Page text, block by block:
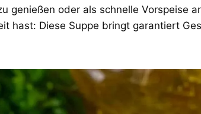
genießen oder als schnelle Vorspeise
hast: Diese Suppe bringt garantiert